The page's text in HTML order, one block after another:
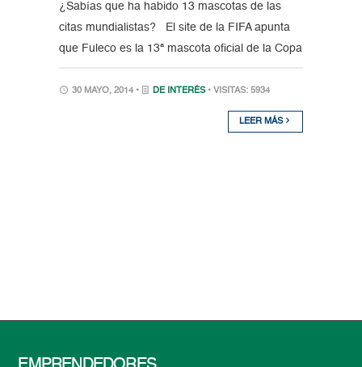
¿Sabías que ha habido 13 mascotas de las
citas mundialistas? El site de la FIFA apunta
que Fuleco es la 13ª mascota oficial de la Copa
30 MAYO, 2014 • DE INTERÉS • VISITAS: 5934
LEER MÁS